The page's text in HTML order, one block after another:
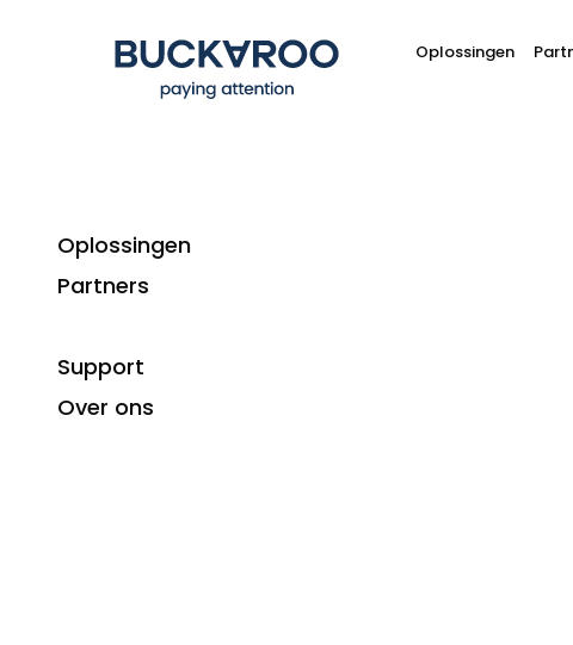
Oplossingen
Oplossingen
Partners
Support
Over ons
Verbeter uw